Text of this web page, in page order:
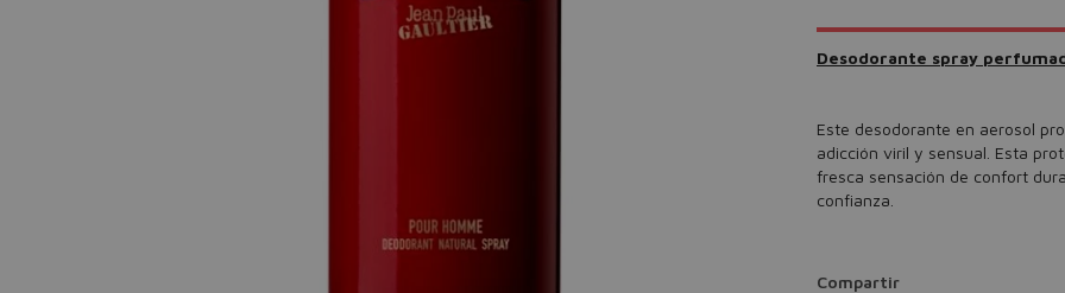
Desodorante spray
Este desodorante en aerosol
adicción viril y sensual. Esta
fresca sensación de confort
confianza.
Compartir